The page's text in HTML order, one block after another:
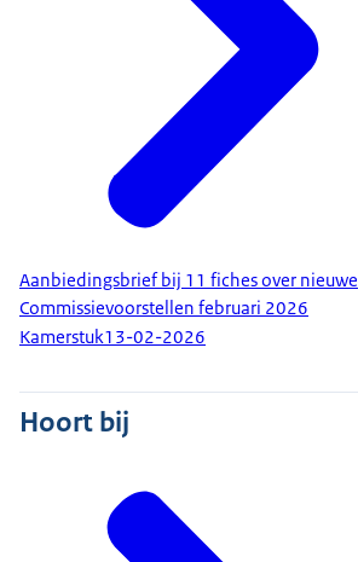
Aanbiedingsbrief bij 11 fiches over nieuwe
Commissievoorstellen februari 2026
Kamerstuk13-02-2026
Hoort bij